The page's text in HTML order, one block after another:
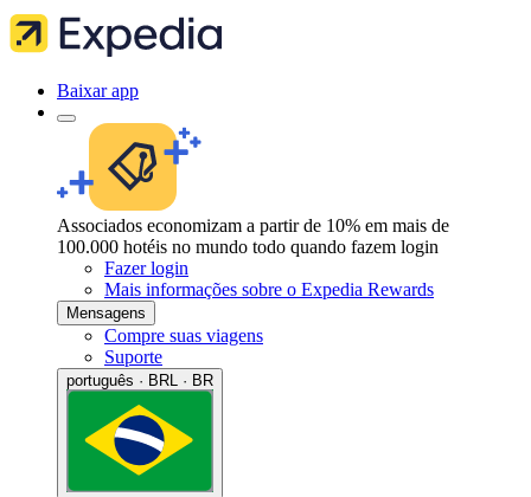
Baixar app
Associados economizam a partir de 10% em mais de
100.000 hotéis no mundo todo quando fazem login
Fazer login
Mais informações sobre o Expedia Rewards
Mensagens
Compre suas viagens
Suporte
português · BRL · BR